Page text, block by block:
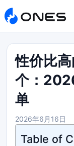
性价比
个：
单
2026年6月16日
Table of